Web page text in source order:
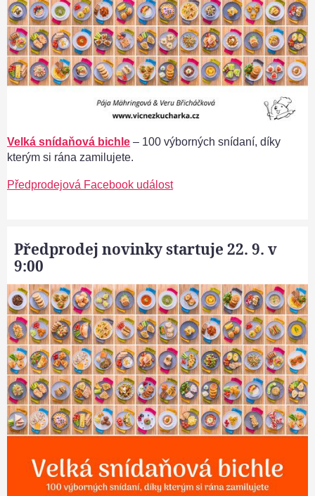
Velká snídaňová bichle – 100 výborných snídaní, díky
kterým si rána zamilujete.
Předprodejová Facebook událost
Předprodej novinky startuje 22. 9. v
9:00